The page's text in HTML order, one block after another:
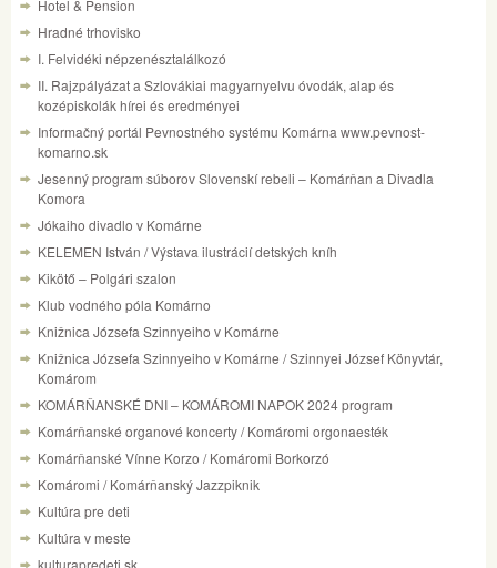
Hotel & Pension
Hradné trhovisko
I. Felvidéki népzenésztalálkozó
II. Rajzpályázat a Szlovákiai magyarnyelvu óvodák, alap és
kozépiskolák hírei és eredményei
Informačný portál Pevnostného systému Komárna www.pevnost-
komarno.sk
Jesenný program súborov Slovenskí rebeli – Komárňan a Divadla
Komora
Jókaiho divadlo v Komárne
KELEMEN István / Výstava ilustrácií detských kníh
Kikötő – Polgári szalon
Klub vodného póla Komárno
Knižnica Józsefa Szinnyeiho v Komárne
Knižnica Józsefa Szinnyeiho v Komárne / Szinnyei József Könyvtár,
Komárom
KOMÁRŇANSKÉ DNI – KOMÁROMI NAPOK 2024 program
Komárňanské organové koncerty / Komáromi orgonaesték
Komárňanské Vínne Korzo / Komáromi Borkorzó
Komáromi / Komárňanský Jazzpiknik
Kultúra pre deti
Kultúra v meste
kulturapredeti.sk